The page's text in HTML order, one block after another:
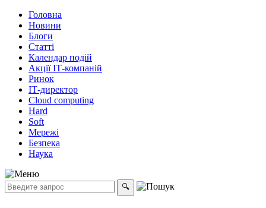
Головна
Новини
Блоги
Статті
Календар подій
Акції ІТ-компаній
Ринок
ІТ-директор
Cloud computing
Hard
Soft
Мережі
Безпека
Наука